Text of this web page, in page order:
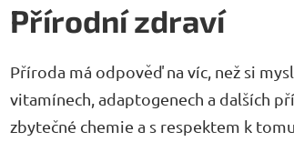
Přírodní zdraví
Příroda má odpověď na víc, než si
vitamínech, adaptogenech a dalších
zbytečné chemie a s respektem k